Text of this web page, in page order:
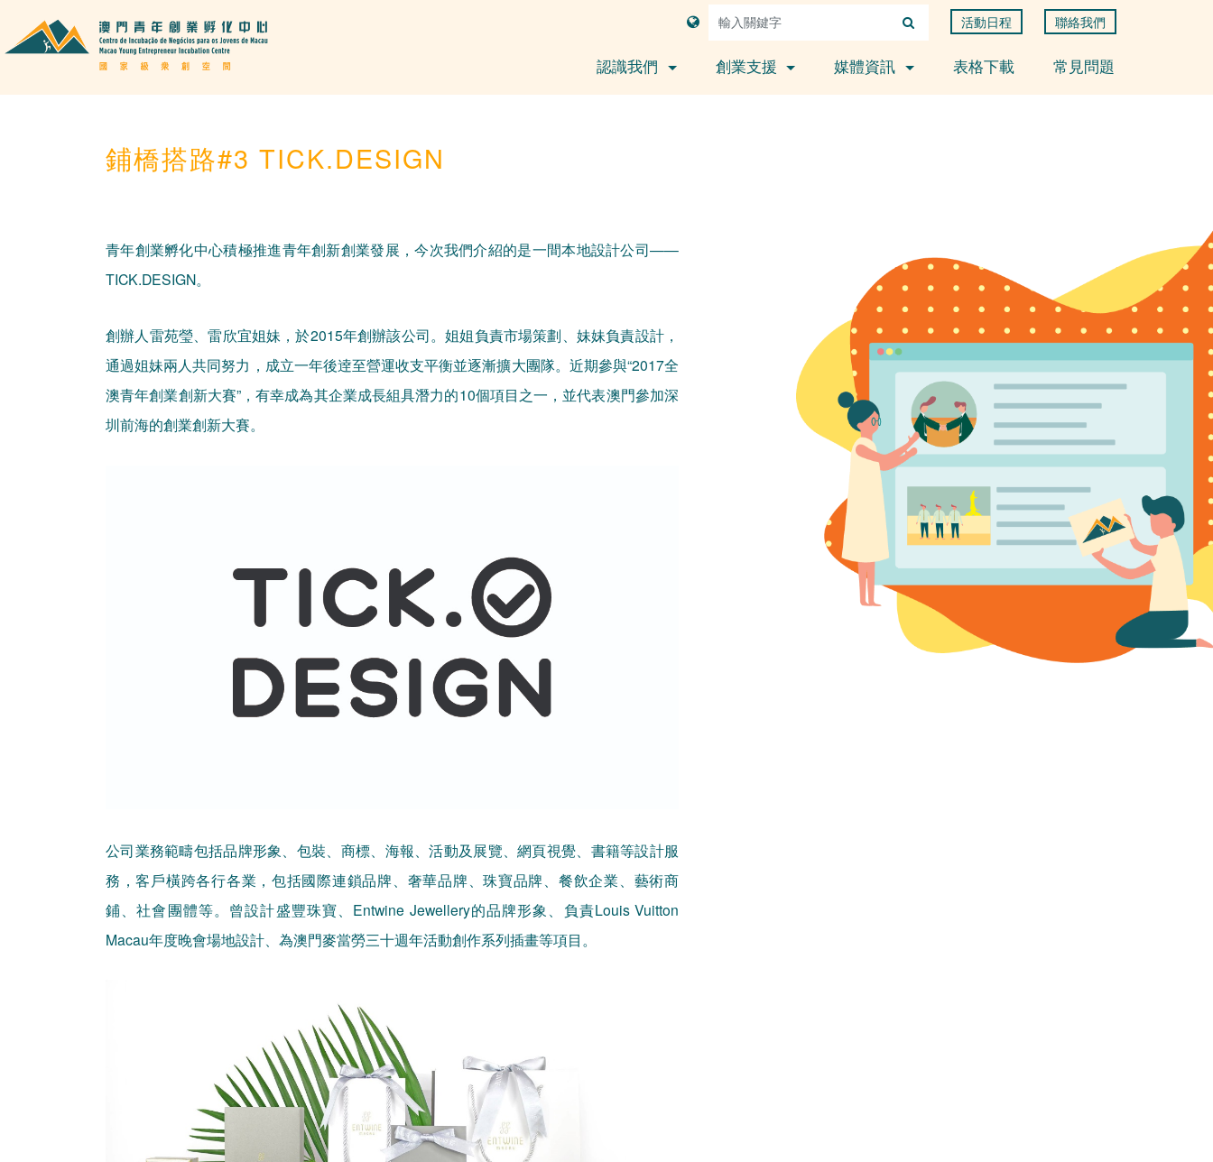
活動日程 聯絡我們
認識我們 創業支援 媒體資訊 表格下載 常見問題
鋪橋搭路#3 TICK.DESIGN
青年創業孵化中心積極推進青年創新創業發展，今次我們介紹的是一間本地設計公司——
TICK.DESIGN。
創辦人雷苑瑩、雷欣宜姐妹，於2015年創辦該公司。姐姐負責市場策劃、妹妹負責設計，
通過姐妹兩人共同努力，成立一年後逹至營運收支平衡並逐漸擴大團隊。近期參與“2017全
澳青年創業創新大賽”，有幸成為其企業成長組具潛力的10個項目之一，並代表澳門參加深
圳前海的創業創新大賽。
公司業務範疇包括品牌形象、包裝、商標、海報、活動及展覽、網頁視覺、書籍等設計服
務，客戶橫跨各行各業，包括國際連鎖品牌、奢華品牌、珠寶品牌、餐飲企業、藝術商
鋪、社會團體等。曾設計盛豐珠寶、Entwine Jewellery的品牌形象、負責Louis Vuitton
Macau年度晚會場地設計、為澳門麥當勞三十週年活動創作系列插畫等項目。